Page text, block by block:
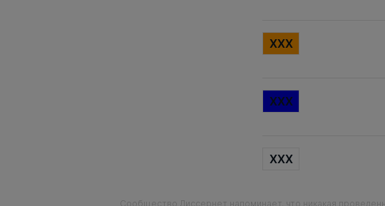
XXX
XXX
XXX
Сообщество Диссернет напоминает, что никакая